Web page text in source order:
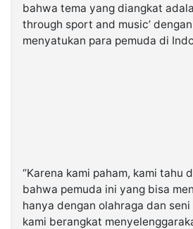
bahwa tema yang diangkat
through sport and music’
menyatukan para pemuda di
“Karena kami paham, kami tahu
bahwa pemuda ini yang bisa
hanya dengan olahraga dan
kami berangkat